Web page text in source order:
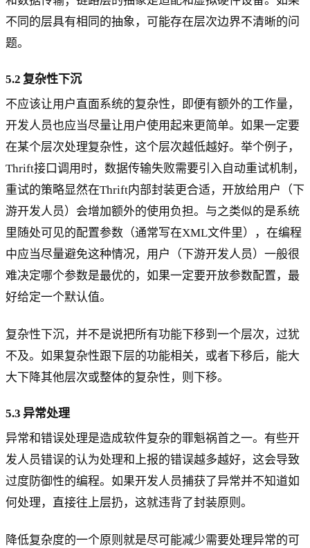
不同的层具有相同的抽象，可能存在层次边界不清晰的问
题。
5.2 复杂性下沉
不应该让用户直面系统的复杂性，即便有额外的工作量，
开发人员也应当尽量让用户使用起来更简单。如果一定要
在某个层次处理复杂性，这个层次越低越好。举个例子，
Thrift接口调用时，数据传输失败需要引入自动重试机制，
重试的策略显然在Thrift内部封装更合适，开放给用户（下
游开发人员）会增加额外的使用负担。与之类似的是系统
里随处可见的配置参数（通常写在XML文件里），在编程
中应当尽量避免这种情况，用户（下游开发人员）一般很
难决定哪个参数是最优的，如果一定要开放参数配置，最
好给定一个默认值。
复杂性下沉，并不是说把所有功能下移到一个层次，过犹
不及。如果复杂性跟下层的功能相关，或者下移后，能大
大下降其他层次或整体的复杂性，则下移。
5.3 异常处理
异常和错误处理是造成软件复杂的罪魁祸首之一。有些开
发人员错误的认为处理和上报的错误越多越好，这会导致
过度防御性的编程。如果开发人员捕获了异常并不知道如
何处理，直接往上层扔，这就违背了封装原则。
降低复杂度的一个原则就是尽可能减少需要处理异常的可